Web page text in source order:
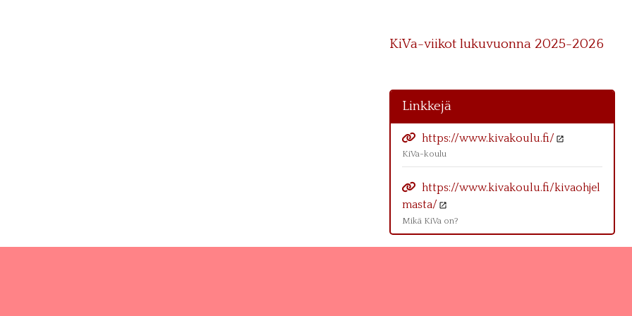
KiVa-viikot lukuvuonna 2025-2026
Linkkejä
https://www.kivakoulu.fi/
KiVa-koulu
https://www.kivakoulu.fi/kivaohjel
masta/
Mikä KiVa on?